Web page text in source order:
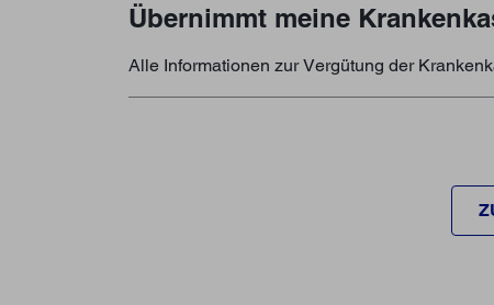
Übernimmt meine
Alle Informationen zur Vergütung der